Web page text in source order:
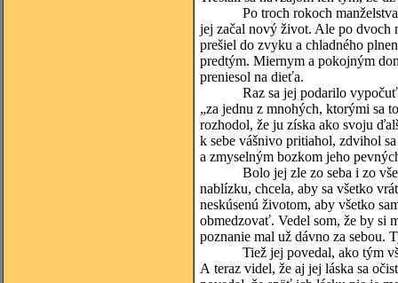
Po troch rokoch manželstva sa
jej začal nový život. Ale po dvoch
prešiel do zvyku a chladného
predtým. Miernym a pokojným
preniesol na dieťa.
Raz sa jej podarilo vypočuť
„za jednu z mnohých, ktorými sa
rozhodol, že ju získa ako svoju
k sebe vášnivo pritiahol, zdvihol
a zmyselným bozkom jeho
Bolo jej zle zo seba i zo
nablízku, chcela, aby sa všetko
neskúsenú životom, aby všetko
obmedzovať. Vedel som, že by si
poznanie mal už dávno za sebou.
Tiež jej povedal, ako tým
A teraz videl, že aj jej láska sa